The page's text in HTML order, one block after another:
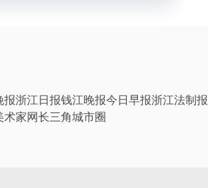
报浙江日报钱江晚报今日早报浙江法制报
术家网长三角城市圈